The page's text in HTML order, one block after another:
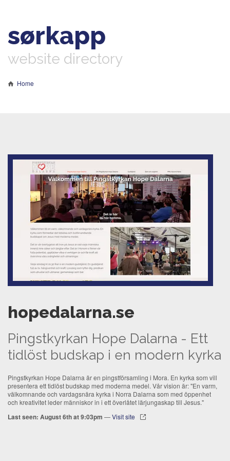
sørkapp
website directory
Home
hopedalarna.se
Pingstkyrkan Hope Dalarna - Ett
tidlöst budskap i en modern kyrka
Pingstkyrkan Hope Dalarna är en pingstförsamling i Mora. En kyrka som vill
presentera ett tidlöst budskap med moderna medel. Vår vision är: "En varm,
välkomnande och vardagsnära kyrka i Norra Dalarna som med öppenhet
och kreativitet leder människor in i ett överlåtet lärjungaskap till Jesus."
Last seen: August 6th at 9:03pm —Visit site